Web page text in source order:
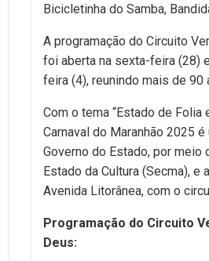
Bicicletinha do Samba,
A programação do Circuito
foi aberta na sexta-feira (28)
feira (4), reunindo mais de 90
Com o tema “Estado de Folia
Carnaval do Maranhão 2025
Governo do Estado, por meio
Estado da Cultura (Secma), e
Avenida Litorânea, com o
Programação do Circuito
Deus: